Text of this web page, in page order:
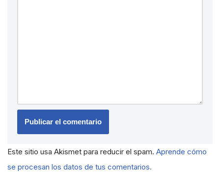
Este sitio usa Akismet para reducir el spam. Aprende cómo
se procesan los datos de tus comentarios.